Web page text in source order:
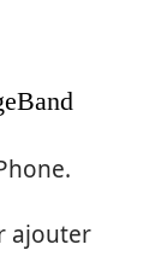
ajouter